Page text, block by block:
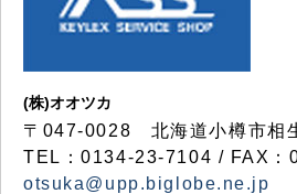
(株)オオツカ
〒047-0028 北海道小樽市相
TEL：0134-23-7104 / FAX：
otsuka@upp.biglobe.ne.jp